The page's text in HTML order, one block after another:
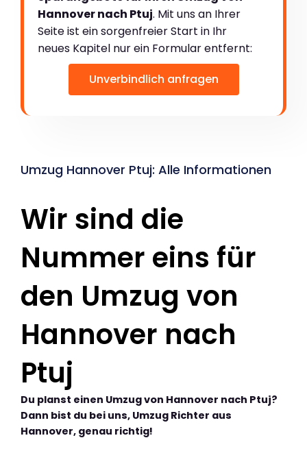
Hannover nach Ptuj. Mit uns an Ihrer
Seite ist ein sorgenfreier Start in Ihr
neues Kapitel nur ein Formular entfernt:
Unverbindlich anfragen
Umzug Hannover Ptuj: Alle Informationen
Wir sind die
Nummer eins für
den Umzug von
Hannover nach
Ptuj
Du planst einen Umzug von Hannover nach Ptuj?
Dann bist du bei uns, Umzug Richter aus
Hannover, genau richtig!